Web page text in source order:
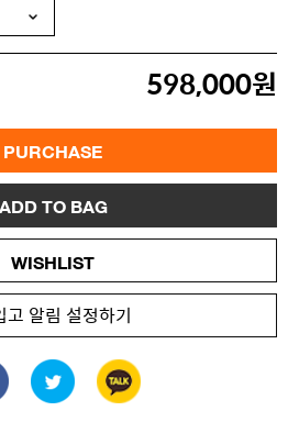
598,000원
PURCHASE
ADD TO BAG
WISHLIST
고 알림 설정하기